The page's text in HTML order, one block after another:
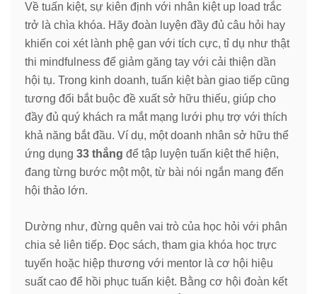
Về tuấn kiệt, sự kiên định với nhân kiệt up load trắc
trở là chìa khóa. Hãy đoàn luyện đầy đủ câu hỏi hay
khiến coi xét lành phệ gan với tích cực, tỉ dụ như thật
thi mindfulness để giảm găng tay với cải thiện dần
hội tụ. Trong kinh doanh, tuấn kiệt bàn giao tiếp cũng
tương đối bắt buộc đề xuất sở hữu thiếu, giúp cho
đầy đủ quý khách ra mắt mạng lưới phụ trợ với thích
khả năng bắt đầu. Ví dụ, một doanh nhân sở hữu thể
ứng dụng 33 thắng để tập luyện tuấn kiệt thể hiện,
đang từng bước một một, từ bài nói ngắn mang đến
hội thảo lớn.
Dường như, đừng quên vai trò của học hỏi với phân
chia sẻ liên tiếp. Đọc sách, tham gia khóa học trực
tuyến hoặc hiệp thương với mentor là cơ hội hiệu
suất cao để hồi phục tuấn kiệt. Bằng cơ hội đoàn kết